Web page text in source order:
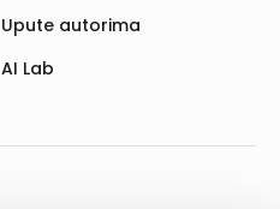
Upute autorima
AI Lab